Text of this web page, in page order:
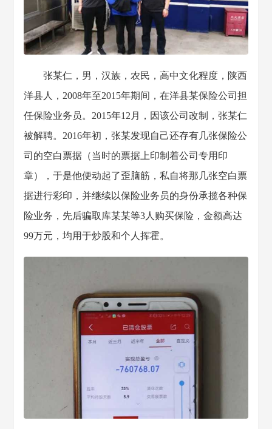
张某仁，男，汉族，农民，高中文化程度，陕西
洋县人，2008年至2015年期间，在洋县某保险公司担
任保险业务员。2015年12月，因该公司改制，张某仁
被解聘。2016年初，张某发现自己还存有几张保险公
司的空白票据（当时的票据上印制着公司专用印
章），于是他便动起了歪脑筋，私自将那几张空白票
据进行彩印，并继续以保险业务员的身份承揽各种保
险业务，先后骗取库某某等3人购买保险，金额高达
99万元，均用于炒股和个人挥霍。